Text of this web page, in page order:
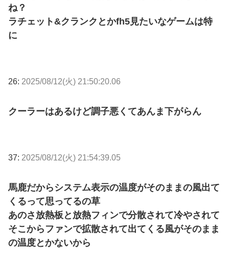
ね？
ラチェット&クランクとかfh5見たいなゲームは特
に
26: 2025/08/12(火) 21:50:20.06
クーラーはあるけど調子悪くてあんま下がらん
37: 2025/08/12(火) 21:54:39.05
馬鹿だからシステム表示の温度がそのままの風出て
くるって思ってるの草
あのさ放熱板と放熱フィンで分散されて冷やされて
そこからファンで拡散されて出てくる風がそのまま
の温度とかないから